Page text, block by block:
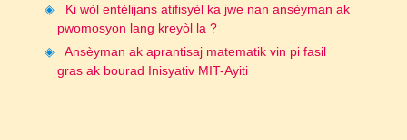
Ki wòl entèlijans atifisyèl ka jwe nan ansèyman ak
pwomosyon lang kreyòl la ?
Ansèyman ak aprantisaj matematik vin pi fasil
gras ak bourad Inisyativ MIT-Ayiti